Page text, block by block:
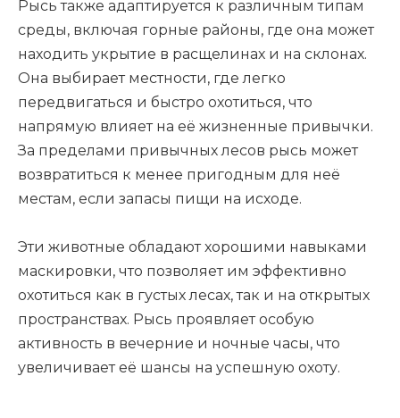
Рысь также адаптируется к различным типам
среды, включая горные районы, где она может
находить укрытие в расщелинах и на склонах.
Она выбирает местности, где легко
передвигаться и быстро охотиться, что
напрямую влияет на её жизненные привычки.
За пределами привычных лесов рысь может
возвратиться к менее пригодным для неё
местам, если запасы пищи на исходе.
Эти животные обладают хорошими навыками
маскировки, что позволяет им эффективно
охотиться как в густых лесах, так и на открытых
пространствах. Рысь проявляет особую
активность в вечерние и ночные часы, что
увеличивает её шансы на успешную охоту.